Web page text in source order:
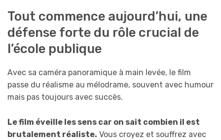
Tout commence aujourd’hui, une
défense forte du rôle crucial de
l’école publique
Avec sa caméra panoramique à main levée, le film
passe du réalisme au mélodrame, souvent avec humour
mais pas toujours avec succès.
Le film éveille les sens car on sait combien il est
brutalement réaliste. Vous croyez et souffrez avec